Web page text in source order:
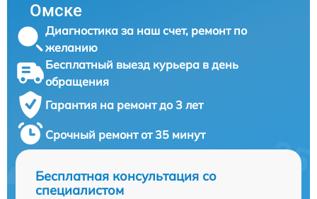
Омске
Диагностика за наш счет, ремонт по
желанию
Бесплатный выезд курьера в день
обращения
Гарантия на ремонт до 3 лет
Срочный ремонт от 35 минут
Бесплатная консультация со
специалистом